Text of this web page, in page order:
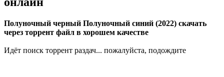
Полуночный черный Полуночный синий (2022) скачать
через торрент файл в хорошем качестве
Идёт поиск торрент раздач... пожалуйста, подождите